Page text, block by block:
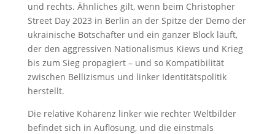
und rechts. Ähnliches gilt, wenn beim Christopher
Street Day 2023 in Berlin an der Spitze der Demo der
ukrainische Botschafter und ein ganzer Block läuft,
der den aggressiven Nationalismus Kiews und Krieg
bis zum Sieg propagiert – und so Kompatibilität
zwischen Bellizismus und linker Identitätspolitik
herstellt.
Die relative Kohärenz linker wie rechter Weltbilder
befindet sich in Auflösung, und die einstmals